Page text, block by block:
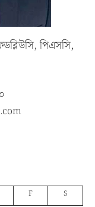
পিএসসি,
F S